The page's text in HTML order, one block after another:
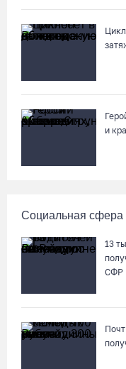
и
Социальная сфера
13
СФР